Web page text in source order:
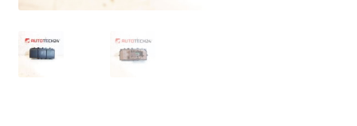
Politique de confidentialité
Procédure de Réclamation